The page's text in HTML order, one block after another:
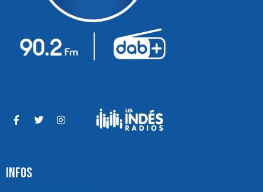
INFOS